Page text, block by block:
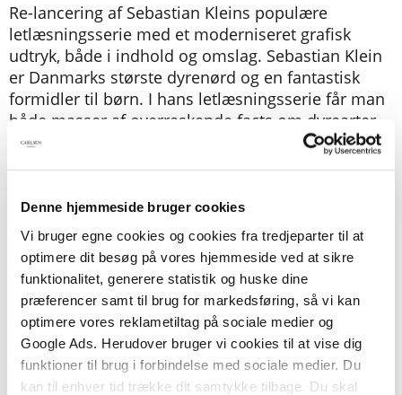
Denne hjemmeside bruger cookies
Vi bruger egne cookies og cookies fra tredjeparter til at
optimere dit besøg på vores hjemmeside ved at sikre
funktionalitet, generere statistik og huske dine
præferencer samt til brug for markedsføring, så vi kan
optimere vores reklametiltag på sociale medier og
Google Ads. Herudover bruger vi cookies til at vise dig
funktioner til brug i forbindelse med sociale medier. Du
kan til enhver tid trække dit samtykke tilbage. Du skal
Re-lancering af Sebastian Kleins populære
letlæsningsserie med et moderniseret grafisk
udtryk, både i indhold og omslag. Sebastian Klein
er Danmarks største dyrenørd og en fantastisk
formidler til børn. I hans letlæsningsserie får man
både masser af overraskende facts om dyrearter
samt vilde historier fra det virkelige liv, alt
Læsestart– en begynder-letlæsningsserie, som
henvender sig til de nye læsere. Bøgerne er
læsepædagogisk bearbejdet, typografien er let
læsbar, og bøgerne indeholder mange
illustrationer, der fungerer som støtte for
læsningen. Bøgerne har ikke lix- eller lettal, da de
er fagbøger.